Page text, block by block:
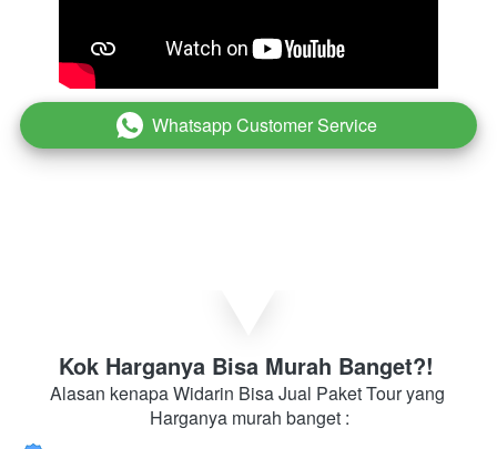
` Whatsapp Customer Service
Kok Harganya Bisa Murah Banget?!
Alasan kenapa Widarin Bisa Jual Paket Tour yang
Harganya murah banget :